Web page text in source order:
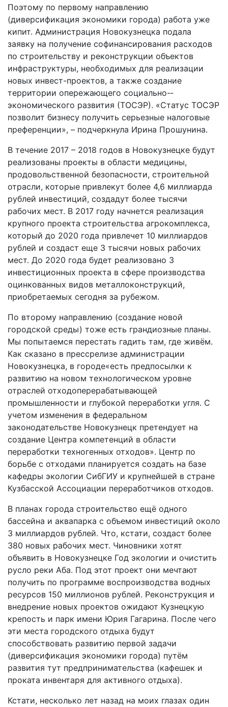
Поэтому по первому направлению
(диверсификация экономики города) работа уже
кипит. Администрация Новокузнецка подала
заявку на получение софинансирования расходов
по строительству и реконструкции объектов
инфраструктуры, необходимых для реализации
новых инвест-проектов, а также создание
территории опережающего социально-­
экономического развития (ТОСЭР). «Статус ТОСЭР
позволит бизнесу получить серьезные налоговые
преференции», – подчеркнула Ирина Прошунина.
В течение 2017 – 2018 годов в Новокузнецке будут
реализованы проекты в области медицины,
продовольственной безопасности, строительной
отрасли, которые привлекут более 4,6 миллиарда
рублей инвестиций, создадут более тысячи
рабочих мест. В 2017 году начнется реализация
крупного проекта строительства агрокомплекса,
который до 2020 года привлечет 10 миллиардов
рублей и создаст еще 3 тысячи новых рабочих
мест. До 2020 года будет реализовано 3
инвестиционных проекта в сфере производства
оцинкованных видов металлоконструкций,
приобретаемых сегодня за рубежом.
По второму направлению (создание новой
городской среды) тоже есть грандиозные планы.
Мы попытаемся перестать гадить там, где живём.
Как сказано в пресс­релизе администрации
Новокузнецка, в городе«есть предпосылки к
развитию на новом технологическом уровне
отраслей отходоперерабатывающей
промышленности и глубокой переработки угля. С
учетом изменения в федеральном
законодательстве Новокузнецк претендует на
создание Центра компетенций в области
переработки техногенных отходов». Центр по
борьбе с отходами планируется создать на базе
кафедры экологии СибГИУ и крупнейшей в стране
Кузбасской Ассоциации переработчиков отходов.
В планах города строительство ещё одного
бассейна и аквапарка с объемом инвестиций около
3 миллиардов рублей. Что, кстати, создаст более
380 новых рабочих мест. Чиновники хотят
объявить в Новокузнецке Год экологии и очистить
русло реки Аба. Под этот проект они мечтают
получить по программе воспроизводства водных
ресурсов 150 миллионов рублей. Реконструкция и
внедрение новых проектов ожидают Кузнецкую
крепость и парк имени Юрия Гагарина. После чего
эти места городского отдыха будут
способствовать развитию первой задачи
(диверсификация экономики города) путём
развития тут предпринимательства (кафешек и
проката инвентаря для активного отдыха).
Кстати, несколько лет назад на моих глазах один